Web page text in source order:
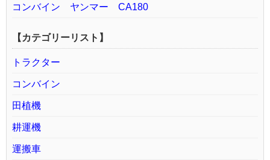
コンバイン ヤンマー CA180
【カテゴリーリスト】
トラクター
コンバイン
田植機
耕運機
運搬車